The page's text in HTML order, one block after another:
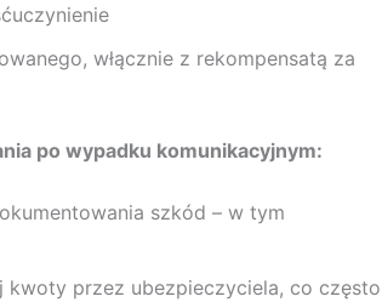
włącznie z rekompensatą za
po wypadku komunikacyjnym:
szkód – w tym
kwoty przez ubezpieczyciela, co często